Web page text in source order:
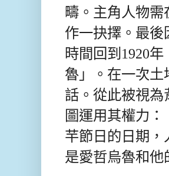
疇。主角人物
作一抉擇。最
時間回到1920
魯」。在一次
話。從此被視
圖運用其權力
芉節日的日期
是愛哲烏魯和他